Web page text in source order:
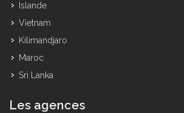
Islande
Vietnam
Kilimandjaro
Maroc
Sri Lanka
Les agences